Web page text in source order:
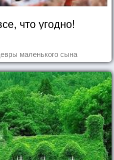
что угодно!
маленького сына